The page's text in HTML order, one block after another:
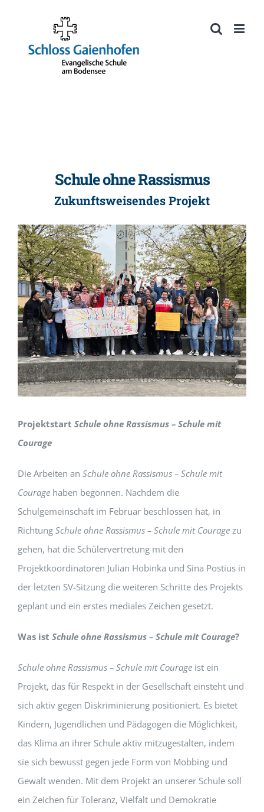
Werkzeugleiste öffnen
springen
Schule ohne Rassismus
Zukunftsweisendes Projekt
Projektstart Schule ohne Rassismus – Schule mit
Courage
Die Arbeiten an Schule ohne Rassismus – Schule mit
Couragehaben begonnen. Nachdem die
Schulgemeinschaft im Februar beschlossen hat, in
Richtung Schule ohne Rassismus – Schule mit Couragezu
gehen, hat die Schülervertretung mit den
Projektkoordinatoren Julian Hobinka und Sina Postius in
der letzten SV-Sitzung die weiteren Schritte des Projekts
geplant und ein erstes mediales Zeichen gesetzt.
Was ist Schule ohne Rassismus – Schule mit Courage?
Schule ohne Rassismus – Schule mit Courageist ein
Projekt, das für Respekt in der Gesellschaft einsteht und
sich aktiv gegen Diskriminierung positioniert. Es bietet
Kindern, Jugendlichen und Pädagogen die Möglichkeit,
das Klima an ihrer Schule aktiv mitzugestalten, indem
sie sich bewusst gegen jede Form von Mobbing und
Gewalt wenden. Mit dem Projekt an unserer Schule soll
ein Zeichen für Toleranz, Vielfalt und Demokratie